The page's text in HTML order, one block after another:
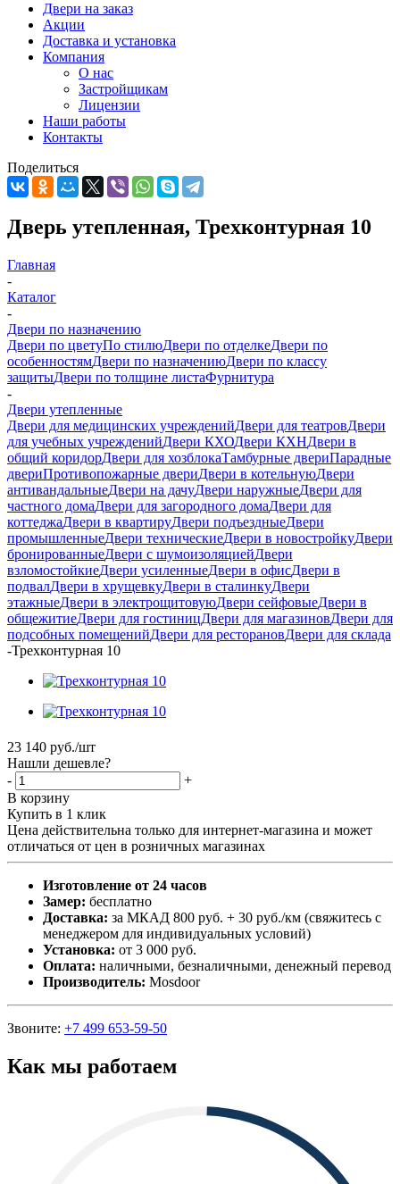
Двери на заказ
Акции
Доставка и установка
Компания
О нас
Застройщикам
Лицензии
Наши работы
Контакты
Поделиться
Дверь утепленная, Трехконтурная 10
Главная
-
Каталог
-
Двери по назначению
Двери по цветуПо стилюДвери по отделкеДвери по
особенностямДвери по назначениюДвери по классу
защитыДвери по толщине листаФурнитура
-
Двери утепленные
Двери для медицинских учрежденийДвери для театровДвери
для учебных учрежденийДвери КХОДвери КХНДвери в
общий коридорДвери для хозблокаТамбурные двериПарадные
двериПротивопожарные двериДвери в котельнуюДвери
антивандальныеДвери на дачуДвери наружныеДвери для
частного домаДвери для загородного домаДвери для
коттеджаДвери в квартируДвери подъездныеДвери
промышленныеДвери техническиеДвери в новостройкуДвери
бронированныеДвери с шумоизоляциейДвери
взломостойкиеДвери усиленныеДвери в офисДвери в
подвалДвери в хрущевкуДвери в сталинкуДвери
этажныеДвери в электрощитовуюДвери сейфовыеДвери в
общежитиеДвери для гостиницДвери для магазиновДвери для
подсобных помещенийДвери для ресторановДвери для склада
-Трехконтурная 10
23 140 руб./шт
Нашли дешевле?
-
+
В корзину
Купить в 1 клик
Цена действительна только для интернет-магазина и может
отличаться от цен в розничных магазинах
Изготовление от 24 часов
Замер: бесплатно
Доставка: за МКАД 800 руб. + 30 руб./км (свяжитесь с
менеджером для индивидуальных условий)
Установка: от 3 000 руб.
Оплата: наличными, безналичными, денежный перевод
Производитель: Mosdoor
Звоните: +7 499 653-59-50
Как мы работаем